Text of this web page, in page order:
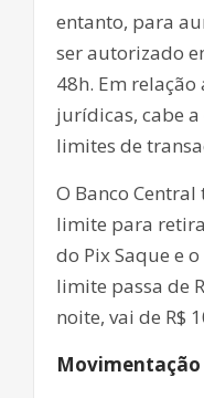
entanto, para
ser autorizado
48h. Em relação
jurídicas, cabe
limites de
O Banco
limite para
do Pix Saque e
limite passa de
noite, vai de R$
Movimentação